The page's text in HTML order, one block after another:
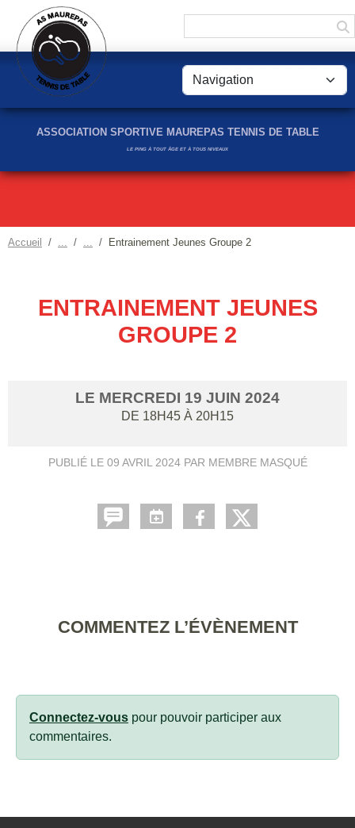
ASSOCIATION SPORTIVE MAUREPAS TENNIS DE TABLE
LE PING À TOUT ÂGE ET À TOUS NIVEAUX
Accueil Entrainement Jeunes Groupe 2
ENTRAINEMENT JEUNES
GROUPE 2
LE MERCREDI 19 JUIN 2024
DE 18H45 À 20H15
PUBLIÉ LE 09 AVRIL 2024PAR MEMBRE MASQUÉ
COMMENTEZ L’ÉVÈNEMENT
Connectez-vous pour pouvoir participer aux
commentaires.
Panneau de gestion des cookies